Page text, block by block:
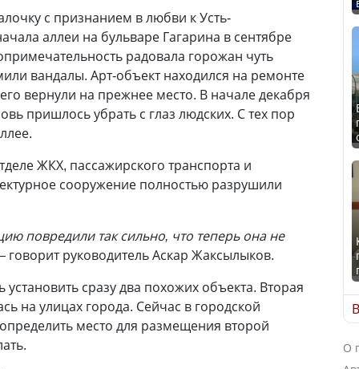
с признанием в любви к Усть-
аллеи на бульваре Гагарина в сентябре
радовала горожан чуть
вандалы. Арт-объект находился на ремонте
вернули на прежнее место. В начале декабря
пришлось убрать с глаз людских. С тех пор
ЖКХ, пассажирского транспорта и
сооружение полностью разрушили
повредили так сильно, что теперь она не
говорит руководитель Аскар Жаксылыков.
сразу два похожих объекта. Вторая
на улицах города. Сейчас в городской
место для размещения второй
О